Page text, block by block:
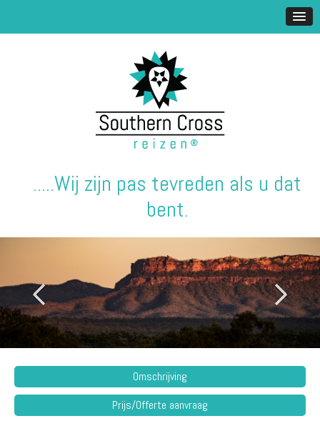
.....Wij zijn pas tevreden als u dat
bent.
Omschrijving
Prijs/Offerte aanvraag